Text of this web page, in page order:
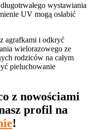
wystawiania
UV mogą osłabić
agrafkami i odkryć
wielorazowego ze
rodziców na całym
pieluchowanie
z nowościami
profil na
!